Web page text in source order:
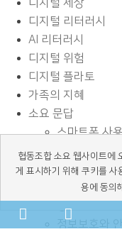
디지털 세상
디지털 리터러시
AI 리터러시
디지털 위험
디지털 플라토
가족의 지혜
소요 문답
스마트폰 사
사이버 괴롭
페이스북과
디지털과 학
광고 바로알기
정보보호와 안
Facebook
협동조합 소요 웹사이트에
게 표시하기 위해 쿠키를 사
용에 동의